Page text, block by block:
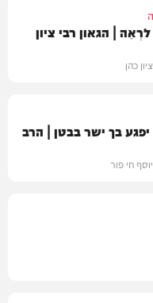
| הגאון רבי ציון
כהן
בך ישר בבטן | הרב
חי פור